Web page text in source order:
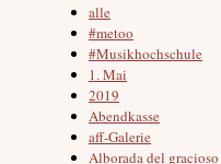
alle
#metoo
#Musikhochschule
1. Mai
2019
Abendkasse
aff-Galerie
Alborada del gracioso